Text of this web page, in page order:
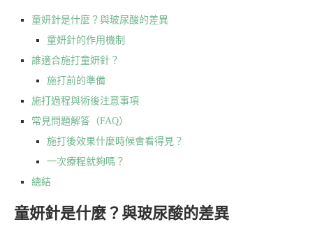
童妍針是什麼？與玻尿酸的差異
童妍針的作用機制
誰適合施打童妍針？
施打前的準備
施打過程與術後注意事項
常見問題解答（FAQ）
施打後效果什麼時候會看得見？
一次療程就夠嗎？
總結
童妍針是什麼？與玻尿酸的差異